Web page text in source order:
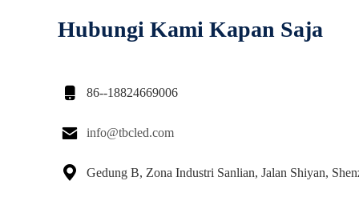
Hubungi Kami Kapan Saja
 86--18824669006
 info@tbcled.com
 Gedung B, Zona Industri Sanlian, Jalan Shiyan,